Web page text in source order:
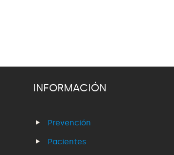
INFORMACIÓN
Prevención
Pacientes